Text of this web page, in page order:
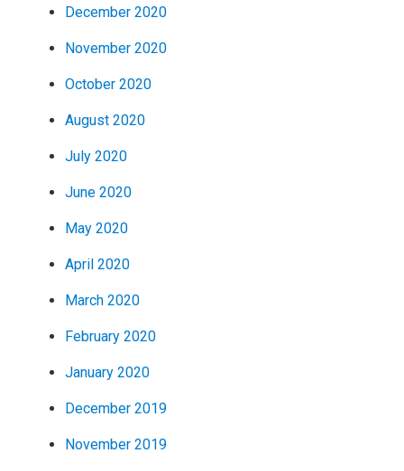
December 2020
November 2020
October 2020
August 2020
July 2020
June 2020
May 2020
April 2020
March 2020
February 2020
January 2020
December 2019
November 2019